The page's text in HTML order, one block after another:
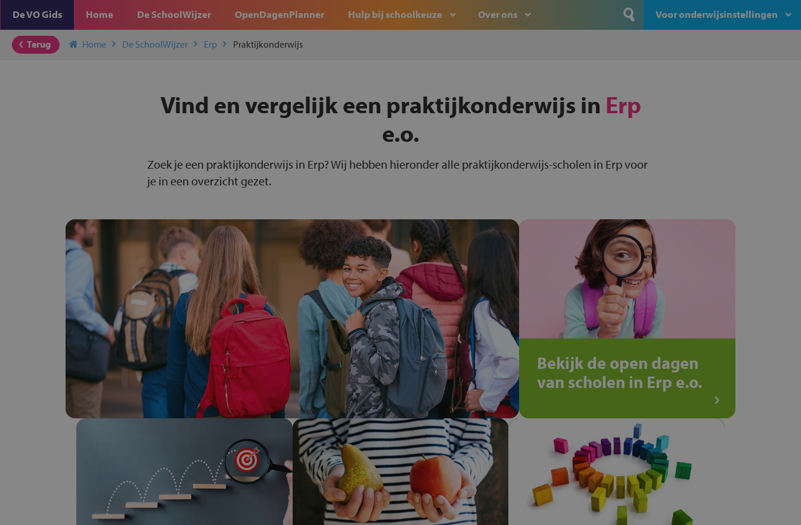
De VO Gids Home De SchoolWijzer OpenDagenPlanner Hulp bij schoolkeuze Over ons Voor onderwijsinstellingen
Terug Home De SchoolWijzer Erp Praktijkonderwijs
Vind en vergelijk een praktijkonderwijs in Erp
e.o.
Zoek je een praktijkonderwijs in Erp? Wij hebben hieronder alle praktijkonderwijs-scholen in Erp voor
je in een overzicht gezet.
Bekijk de open dagen
van scholen in Erp e.o.